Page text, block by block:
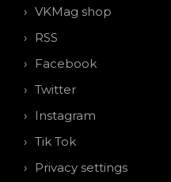
VKMag shop
RSS
Facebook
Twitter
Instagram
Tik Tok
Privacy settings